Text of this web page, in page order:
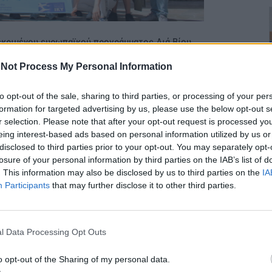
Not Process My Personal Information
opt-out of the sale, sharing to third parties, or processing of your
for targeted advertising by us, please use the below opt-out
selection. Please note that after your opt-out request is processed
interest-based ads based on personal information utilized by us
to third parties prior to your opt-out. You may separately
of your personal information by third parties on the IAB’s list of
This information may also be disclosed by us to third parties on the
Participants that may further disclose it to other third parties.
Data Processing Opt Outs
opt-out of the Sharing of my personal data.
ευρωπαϊκού προγράμματος Διά Βίου
εκπαιδευόμενων και προσωπικού
κατάρτισης» Erasmus+ ΚΑ1, με τίτλο:
για την συντήρηση Υβριδικών & Ηλεκτρικών
όπου έγινε και η βασική
MOVEU (http://www.moveu.es/).
εξ ολοκλήρου από την Ευρωπαϊκή Επιτροπή με
Ελλάδα το Ίδρυμα Κρατικών Υποτροφιών (Ι.Κ.Υ.).